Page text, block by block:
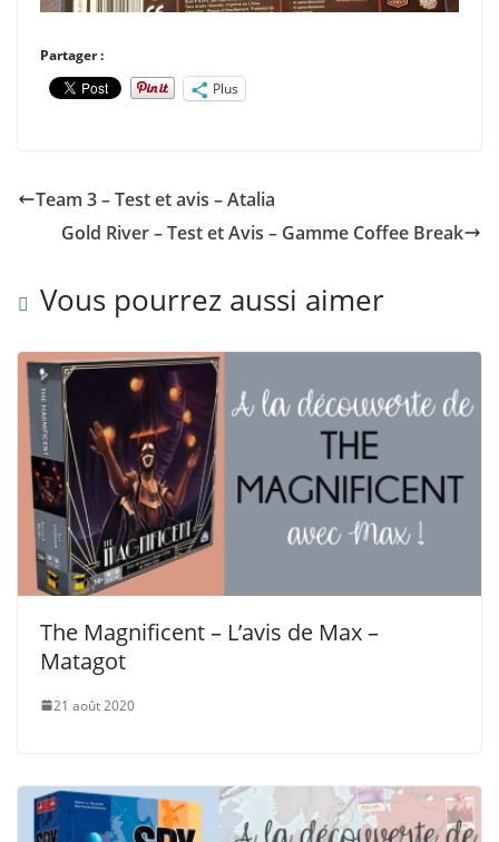
Partager :
Plus
Team 3 – Test et avis – Atalia
Gold River – Test et Avis – Gamme Coffee Break
Vous pourrez aussi aimer
The Magnificent – L’avis de Max –
Matagot
21 août 2020